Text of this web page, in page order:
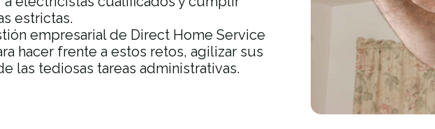
estrictas.
empresarial de Direct Home Service
hacer frente a estos retos, agilizar sus
las tediosas tareas administrativas.